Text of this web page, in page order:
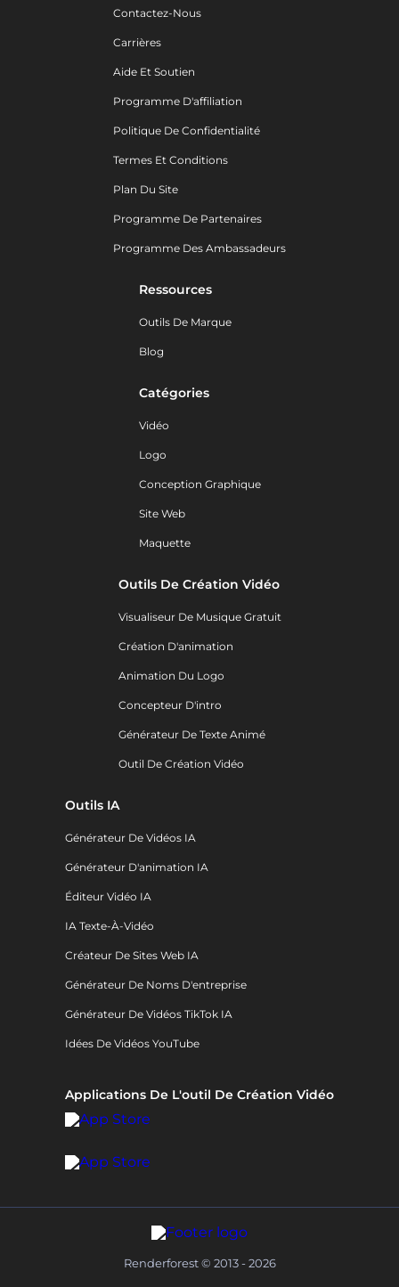
Contactez-Nous
Carrières
Aide Et Soutien
Programme D'affiliation
Politique De Confidentialité
Termes Et Conditions
Plan Du Site
Programme De Partenaires
Programme Des Ambassadeurs
Ressources
Outils De Marque
Blog
Catégories
Vidéo
Logo
Conception Graphique
Site Web
Maquette
Outils De Création Vidéo
Visualiseur De Musique Gratuit
Création D'animation
Animation Du Logo
Concepteur D'intro
Générateur De Texte Animé
Outil De Création Vidéo
Outils IA
Générateur De Vidéos IA
Générateur D'animation IA
Éditeur Vidéo IA
IA Texte-À-Vidéo
Créateur De Sites Web IA
Générateur De Noms D'entreprise
Générateur De Vidéos TikTok IA
Idées De Vidéos YouTube
Applications De L'outil De Création Vidéo
Renderforest © 2013 - 2026